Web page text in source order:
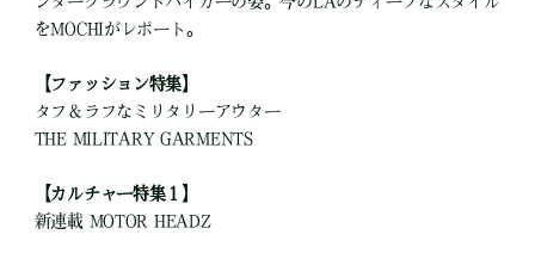
をMOCHIがレポート。
【ファッション特集】
タフ＆ラフなミリタリーアウター
THE MILITARY GARMENTS
【カルチャー特集１】
新連載 MOTOR HEADZ